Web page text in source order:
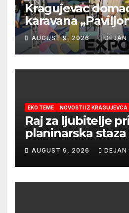
Kragujevac
karavana
AUGUST 9, 2026 DEJAN
EKO TEME NOVOSTI IZ KRAGUJEVCA
Raj za ljubitelje
planinarska staza
AUGUST 9, 2026 DEJAN